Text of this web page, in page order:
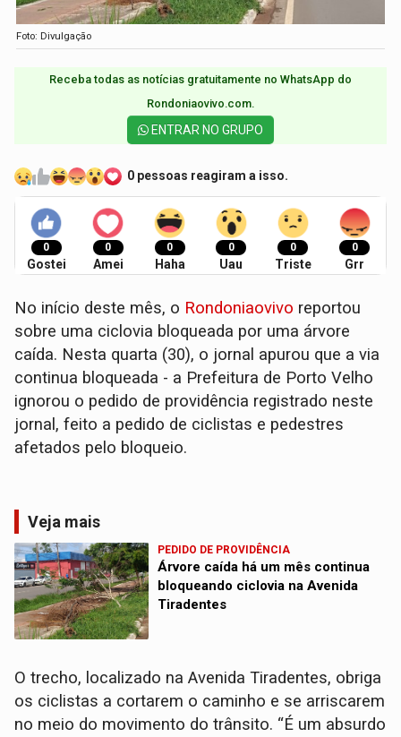
Foto: Divulgação
Receba todas as notícias gratuitamente no WhatsApp do
Rondoniaovivo.com.​
ENTRAR NO GRUPO
0 pessoas reagiram a isso.
0
Gostei
0
Amei
0
Haha
0
Uau
0
Triste
0
Grr
No início deste mês, o Rondoniaovivo reportou
sobre uma ciclovia bloqueada por uma árvore
caída. Nesta quarta (30), o jornal apurou que a via
continua bloqueada - a Prefeitura de Porto Velho
ignorou o pedido de providência registrado neste
jornal, feito a pedido de ciclistas e pedestres
afetados pelo bloqueio.
Veja mais
PEDIDO DE PROVIDÊNCIA
Árvore caída há um mês continua
bloqueando ciclovia na Avenida
Tiradentes
O trecho, localizado na Avenida Tiradentes, obriga
os ciclistas a cortarem o caminho e se arriscarem
no meio do movimento do trânsito. “É um absurdo